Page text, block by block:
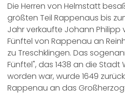
Die Herren von Helmstatt
größten Teil Rappenaus bis
Jahr verkaufte Johann Philipp
Fünftel von Rappenau an
zu Treschklingen. Das
Fünftel", das 1438 an die
worden war, wurde 1649
Rappenau an das